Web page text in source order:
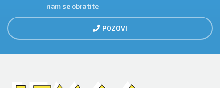
nam se obratite
POZOVI